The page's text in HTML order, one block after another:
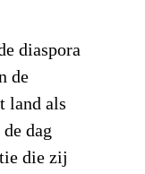
diaspora
de
land als
dag
die zij